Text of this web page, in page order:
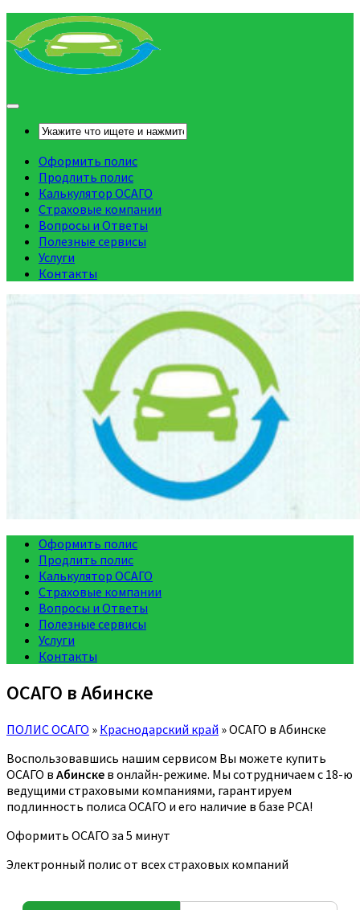
Оформить полис
Продлить полис
Калькулятор ОСАГО
Страховые компании
Вопросы и Ответы
Полезные сервисы
Услуги
Контакты
Оформить полис
Продлить полис
Калькулятор ОСАГО
Страховые компании
Вопросы и Ответы
Полезные сервисы
Услуги
Контакты
ОСАГО в Абинске
ПОЛИС ОСАГО » Краснодарский край »ОСАГО в Абинске
Воспользовавшись нашим сервисом Вы можете купить
ОСАГО в Абинске в онлайн-режиме. Мы сотрудничаем с 18-ю
ведущими страховыми компаниями, гарантируем
подлинность полиса ОСАГО и его наличие в базе РСА!
Оформить ОСАГО за 5 минут
Электронный полис от всех страховых компаний